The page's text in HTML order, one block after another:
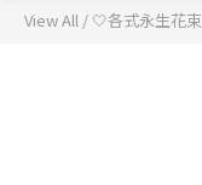
View All / 🤍各式永生花束